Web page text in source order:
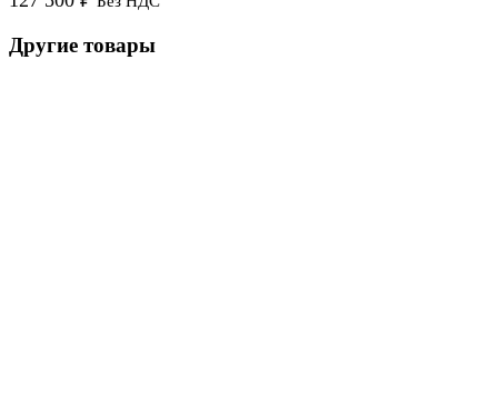
Другие товары